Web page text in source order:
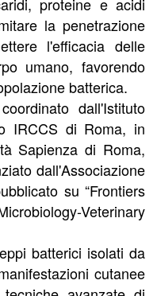
la penetrazione
l'efficacia delle
umano, favorendo
batterica.
dall'Istituto
IRCCS di Roma, in
Sapienza di Roma,
dall'Associazione
su “Frontiers
Veterinary
batterici isolati da
cutanee